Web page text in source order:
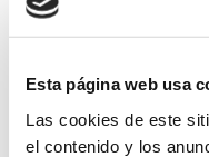
Esta página web usa
Las cookies de este
el contenido y los
2010)